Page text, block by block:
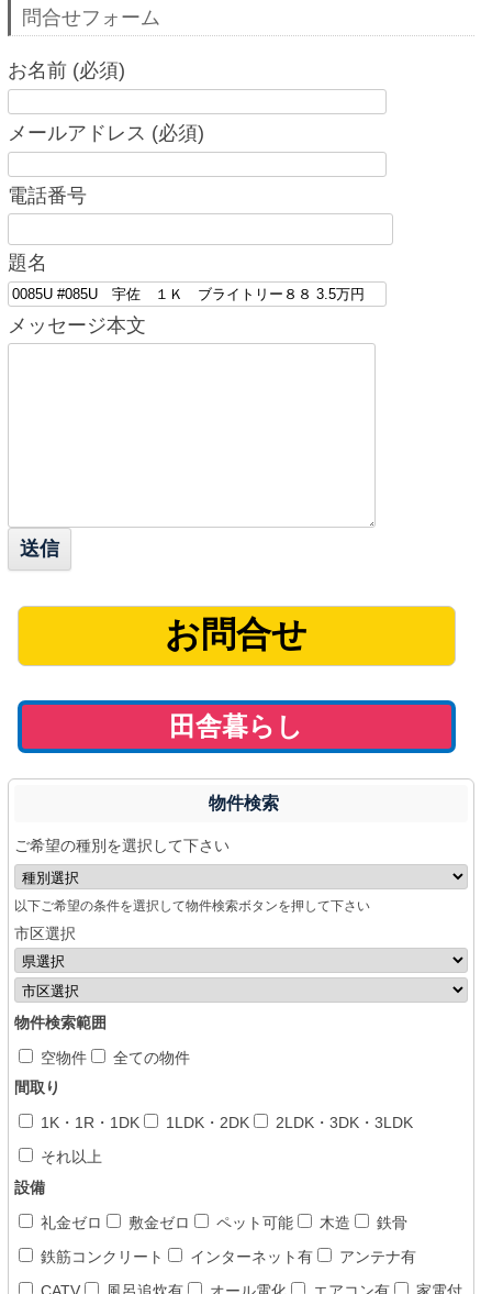
問合せフォーム
お名前 (必須)
メールアドレス (必須)
電話番号
題名
メッセージ本文
お問合せ
田舎暮らし
物件検索
ご希望の種別を選択して下さい
以下ご希望の条件を選択して物件検索ボタンを押して下さい
市区選択
物件検索範囲
空物件
全ての物件
間取り
1K・1R・1DK 1LDK・2DK
2LDK・3DK・3LDK
それ以上
設備
礼金ゼロ 敷金ゼロ ペット可能 木造
鉄骨
鉄筋コンクリート
インターネット有
アンテナ有
CATV
風呂追炊有 オール電化 エアコン有
家電付